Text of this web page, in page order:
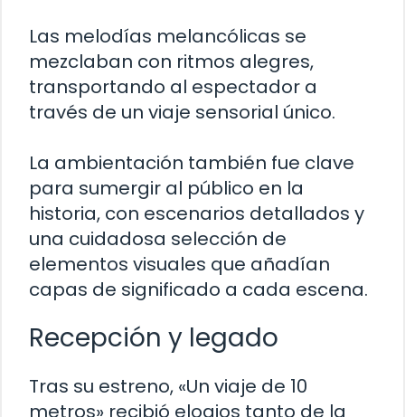
Las melodías melancólicas se
mezclaban con ritmos alegres,
transportando al espectador a
través de un viaje sensorial único.
La ambientación también fue clave
para sumergir al público en la
historia, con escenarios detallados y
una cuidadosa selección de
elementos visuales que añadían
capas de significado a cada escena.
Recepción y legado
Tras su estreno, «Un viaje de 10
metros» recibió elogios tanto de la